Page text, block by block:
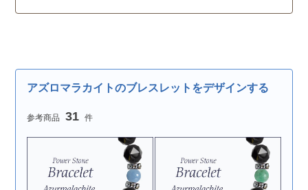
アズロマラカイトのブレスレットをデザインする
31